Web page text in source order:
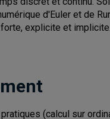
d'Euler et de
explicite et
(calcul sur